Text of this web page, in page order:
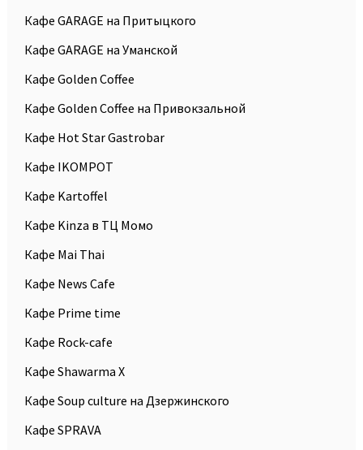
Кафе GARAGE на Притыцкого
Кафе GARAGE на Уманской
Кафе Golden Coffee
Кафе Golden Coffee на Привокзальной
Кафе Hot Star Gastrobar
Кафе IKOMPOT
Кафе Kartoffel
Кафе Kinza в ТЦ Момо
Кафе Mai Thai
Кафе News Cafe
Кафе Prime time
Кафе Rock-cafe
Кафе Shawarma X
Кафе Soup culture на Дзержинского
Кафе SPRAVA